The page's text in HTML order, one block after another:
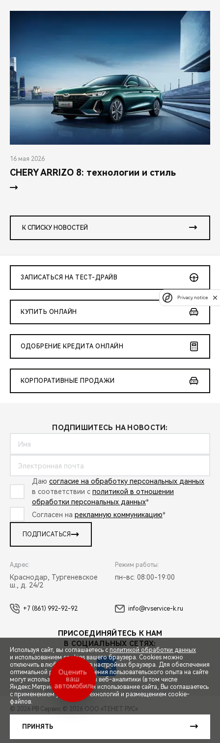
СПЕЦПРЕДЛОЖЕНИЯ
ЗАПИСЬ НА ТЕСТ-ДРАЙВ
16 мая 2026
CHERY ARRIZO 8: технологии и стиль
К СПИСКУ НОВОСТЕЙ
ЗАПИСАТЬСЯ НА ТЕСТ-ДРАЙВ
КУПИТЬ ОНЛАЙН
ОДОБРЕНИЕ КРЕДИТА ОНЛАЙН
КОРПОРАТИВНЫЕ ПРОДАЖИ
ПОДПИШИТЕСЬ НА НОВОСТИ:
Даю согласие на обработку персональных данных
в соответствии с политикой в отношении
обработки персональных данных*
Согласен на рекламную коммуникацию*
ПОДПИСАТЬСЯ
Адрес:
Краснодар, Тургеневское
ш., д. 24/2
Режим работы:
пн-вс: 08:00-19:00
+7 (861) 992-92-92 info@rvservice-k.ru
ПРИСОЕДИНЯЙТЕСЬ К НАМ
В СОЦИАЛЬНЫХ СЕТЯХ:
© 2026 РВ Сервис © 2026 ООО «ТЕНЕТ РУС»
Сделано в ПЕРКС
Используя сайт, вы соглашаетесь с политикой обработки данных
и использованием cookies вашего браузера. Cookies можно
отключить в любой момент в настройках браузера. Для обеспечения
оптимальной работы и улучшения пользовательского опыта на сайте
могут использоваться системы веб-аналитики (в том числе
Яндекс.Метрика). Продолжая использование сайта, Вы соглашаетесь
с применением указанных технологий и размещением cookie-
файлов.
ПРИНЯТЬ
Оценить
ваш
автомобиль
Privacy notice